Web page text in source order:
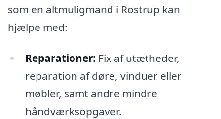
som en altmuligmand i Rostrup kan
hjælpe med:
Reparationer: Fix af utætheder,
reparation af døre, vinduer eller
møbler, samt andre mindre
håndværksopgaver.